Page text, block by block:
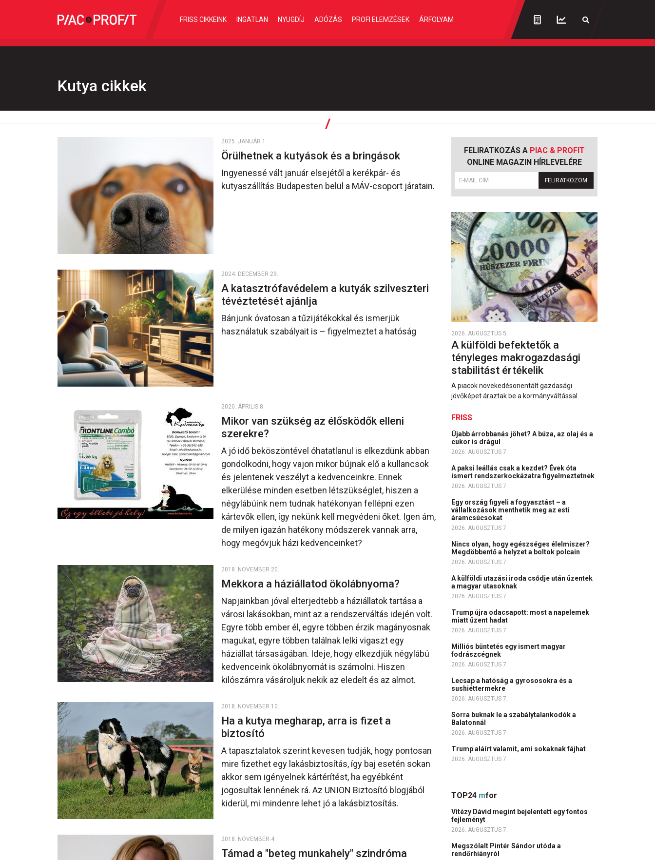
FRISS CIKKEINK INGATLAN NYUGDÍJ ADÓZÁS PROFI ELEMZÉSEK ÁRFOLYAM
Kutya cikkek
2025. JANUÁR 1.
Örülhetnek a kutyások és a bringások
Ingyenessé vált január elsejétől a kerékpár- és
kutyaszállítás Budapesten belül a MÁV-csoport járatain.
2024. DECEMBER 29.
A katasztrófavédelem a kutyák szilveszteri
tévéztetését ajánlja
Bánjunk óvatosan a tűzijátékokkal és ismerjük
használatuk szabályait is – figyelmeztet a hatóság
2020. ÁPRILIS 8.
Mikor van szükség az élősködők elleni
szerekre?
A jó idő beköszöntével óhatatlanul is elkezdünk abban
gondolkodni, hogy vajon mikor bújnak elő a kullancsok
és jelentenek veszélyt a kedvenceinkre. Ennek
elkerülése minden esetben létszükséglet, hiszen a
négylábúink nem tudnak hatékonyan fellépni ezen
kártevők ellen, így nekünk kell megvédeni őket. Igen ám,
de milyen igazán hatékony módszerek vannak arra,
hogy megóvjuk házi kedvenceinket?
2018. NOVEMBER 20.
Mekkora a háziállatod ökolábnyoma?
Napjainkban jóval elterjedtebb a háziállatok tartása a
városi lakásokban, mint az a rendszerváltás idején volt.
Egyre több ember él, egyre többen érzik magányosnak
magukat, egyre többen találnak lelki vigaszt egy
háziállat társaságában. Ideje, hogy elkezdjük négylábú
kedvenceink ökolábnyomát is számolni. Hiszen
kilószámra vásároljuk nekik az eledelt és az almot.
2018. NOVEMBER 10.
Ha a kutya megharap, arra is fizet a
biztosító
A tapasztalatok szerint kevesen tudják, hogy pontosan
mire fizethet egy lakásbiztosítás, így baj esetén sokan
akkor sem igényelnek kártérítést, ha egyébként
jogosultak lennének rá. Az UNION Biztosító blogjából
kiderül, mi mindenre lehet jó a lakásbiztosítás.
2018. NOVEMBER 4.
Támad a "beteg munkahely" szindróma
FELIRATKOZÁS A PIAC & PROFIT
ONLINE MAGAZIN HÍRLEVELÉRE
FELIRATKOZOM
2026. AUGUSZTUS 5.
A külföldi befektetők a
tényleges makrogazdasági
stabilitást értékelik
A piacok növekedésorientált gazdasági
jövőképet áraztak be a kormányváltással.
FRISS
Újabb árrobbanás jöhet? A búza, az olaj és a
cukor is drágul
2026. AUGUSZTUS 7.
A paksi leállás csak a kezdet? Évek óta
ismert rendszerkockázatra figyelmeztetnek
2026. AUGUSZTUS 7.
Egy ország figyeli a fogyasztást – a
vállalkozások menthetik meg az esti
áramcsúcsokat
2026. AUGUSZTUS 7.
Nincs olyan, hogy egészséges élelmiszer?
Megdöbbentő a helyzet a boltok polcain
2026. AUGUSZTUS 7.
A külföldi utazási iroda csődje után üzentek
a magyar utasoknak
2026. AUGUSZTUS 7.
Trump újra odacsapott: most a napelemek
miatt üzent hadat
2026. AUGUSZTUS 7.
Milliós büntetés egy ismert magyar
fodrászcégnek
2026. AUGUSZTUS 7.
Lecsap a hatóság a gyrososokra és a
sushiéttermekre
2026. AUGUSZTUS 7.
Sorra buknak le a szabálytalankodók a
Balatonnál
2026. AUGUSZTUS 7.
Trump aláírt valamit, ami sokaknak fájhat
2026. AUGUSZTUS 7.
TOP24 mfor
Vitézy Dávid megint bejelentett egy fontos
fejleményt
2026. AUGUSZTUS 7.
Megszólalt Pintér Sándor utóda a
rendőrhiányról